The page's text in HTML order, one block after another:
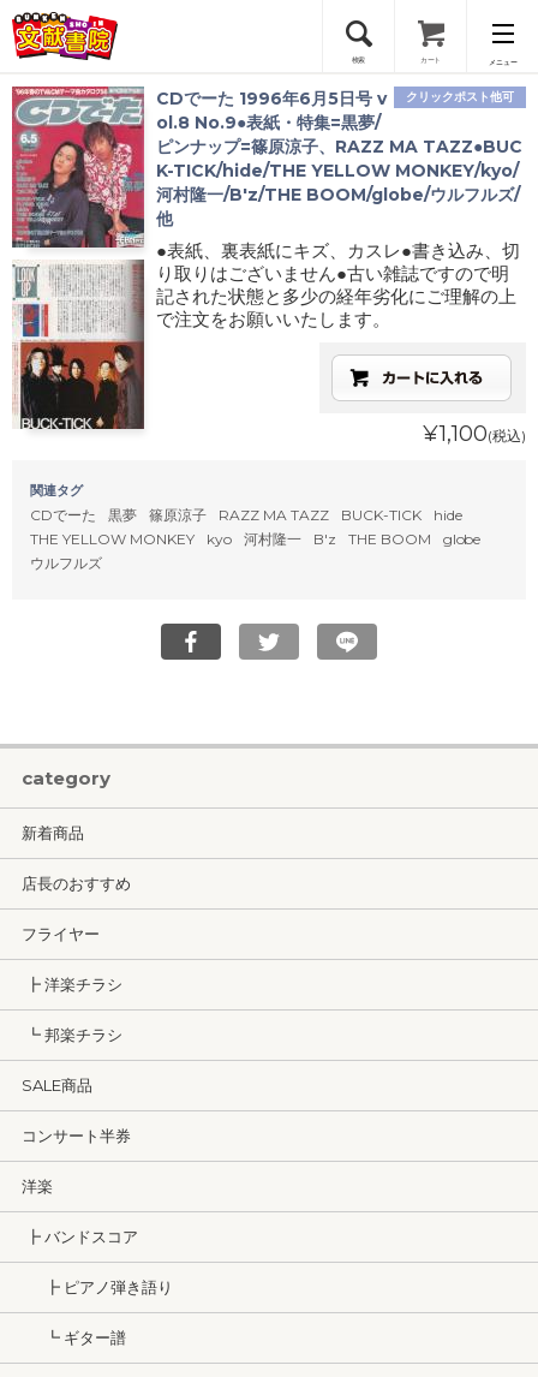
検索 カート メニュー
会員登録
ログイン
クリックポスト他可
CDでーた 1996年6月5日号 v
ol.8 No.9●表紙・特集=黒夢/
ピンナップ=篠原涼子、RAZZ MA TAZZ●BUC
K-TICK/hide/THE YELLOW MONKEY/kyo/
河村隆一/B'z/THE BOOM/globe/ウルフルズ/
他
●表紙、裏表紙にキズ、カスレ●書き込み、切
り取りはございません●古い雑誌ですので明
記された状態と多少の経年劣化にご理解の上
で注文をお願いいたします。
¥1,100(税込)
関連タグ
CDでーた 黒夢 篠原涼子 RAZZ MA TAZZ BUCK-TICK
hide
THE YELLOW MONKEY
kyo 河村隆一 B'z THE BOOM
globe
ウルフルズ
category
新着商品
店長のおすすめ
フライヤー
┣ 洋楽チラシ
┗ 邦楽チラシ
SALE商品
コンサート半券
洋楽
┣ バンドスコア
┣ ピアノ弾き語り
┗ ギター譜